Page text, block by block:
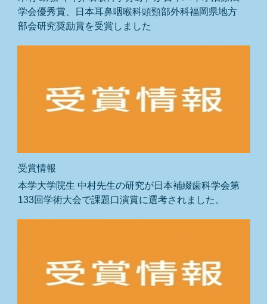
学会優秀賞、日本耳鼻咽喉科頭頸部外科福岡県地方
部会研究奨励賞を受賞しました
受賞情報
本学大学院生 中村先生の研究が日本補綴歯科学会第
133回学術大会で課題口演賞に選考されました。